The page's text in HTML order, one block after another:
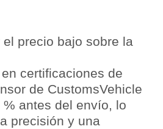
el precio bajo sobre la
certificaciones de
de CustomsVehicle
antes del envío, lo
precisión y una